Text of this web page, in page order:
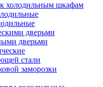
холодильным шкафам
дверьми
дверьми
стали
заморозки